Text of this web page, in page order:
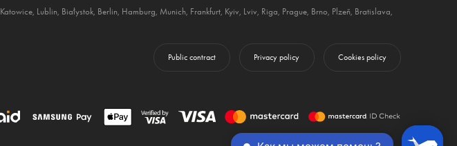
Katowice, Lublin, Białystok, Berlin, Hamburg, Munich, Frankfurt, Kyiv, Lviv, Riga, Prague, Brno, Plzeň, Bratislava,
Public contract Privacy policy Cookies policy